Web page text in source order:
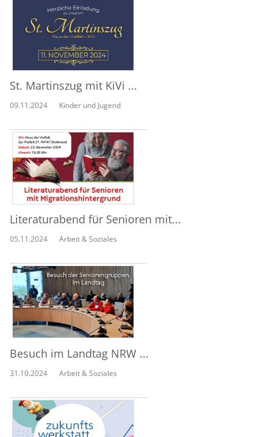
St. Martinszug mit KiVi ...
09.11.2024 Kinder und Jugend
Literaturabend für Senioren mit...
05.11.2024 Arbeit & Soziales
Besuch im Landtag NRW ...
31.10.2024 Arbeit & Soziales